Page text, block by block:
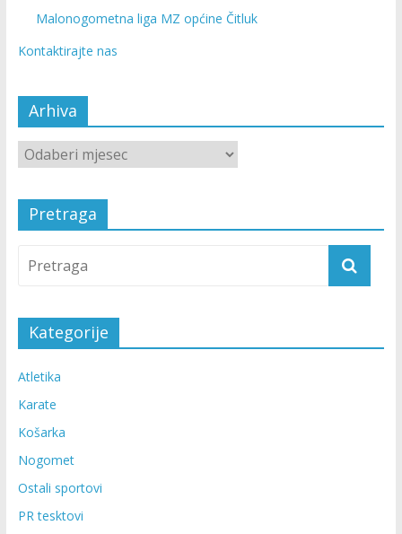
Malonogometna liga MZ općine Čitluk
Kontaktirajte nas
Arhiva
Pretraga
Kategorije
Atletika
Karate
Košarka
Nogomet
Ostali sportovi
PR tesktovi